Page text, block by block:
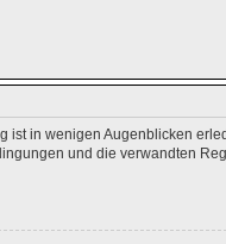
in wenigen Augenblicken
und die verwandten